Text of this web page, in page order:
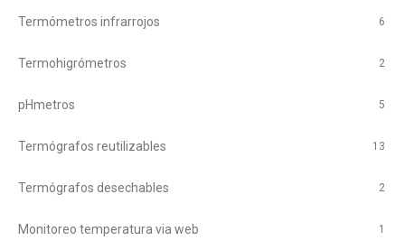
Termómetros infrarrojos 6
Termohigrómetros 2
pHmetros 5
Termógrafos reutilizables 13
Termógrafos desechables 2
Monitoreo temperatura via web 1